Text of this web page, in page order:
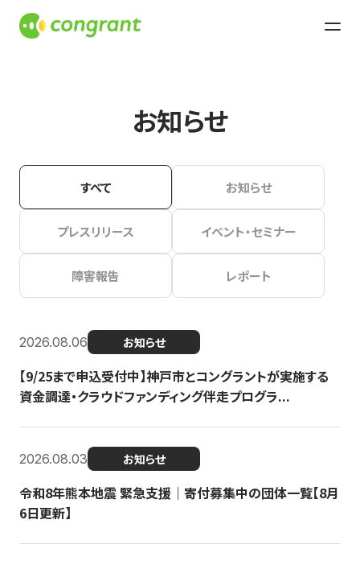
お知らせ
すべて お知らせ
プレスリリース イベント・セミナー
障害報告 レポート
2026.08.06 お知らせ
【9/25まで申込受付中】神戸市とコングラントが実施する
資金調達・クラウドファンディング伴走プログラ...
2026.08.03 お知らせ
令和8年熊本地震 緊急支援｜寄付募集中の団体一覧【8月
6日更新】